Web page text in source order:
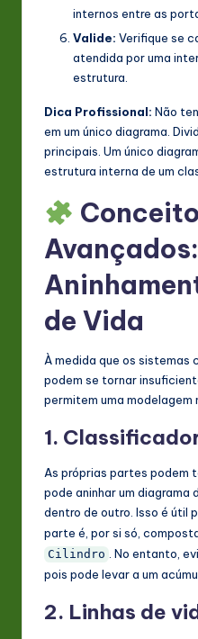
internos entre as
Valide: Verifique se
atendida por uma
estrutura.
Dica Profissional: Não
em um único diagrama.
principais. Um único
estrutura interna de um
Avançados:
de Vida
À medida que os sistemas
podem se tornar
permitem uma modelagem
1.
As próprias partes podem
pode aninhar um
dentro de outro. Isso é útil
parte é, por si só,
Cilindro . No entanto,
pois pode levar a um
2. Linhas de